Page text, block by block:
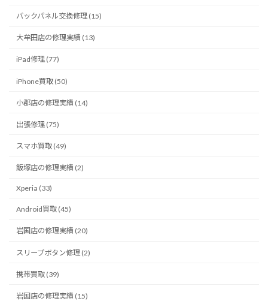
バックパネル交換修理 (15)
大牟田店の修理実績 (13)
iPad修理 (77)
iPhone買取 (50)
小郡店の修理実績 (14)
出張修理 (75)
スマホ買取 (49)
飯塚店の修理実績 (2)
Xperia (33)
Android買取 (45)
岩国店の修理実績 (20)
スリープボタン修理 (2)
携帯買取 (39)
岩国店の修理実績 (15)